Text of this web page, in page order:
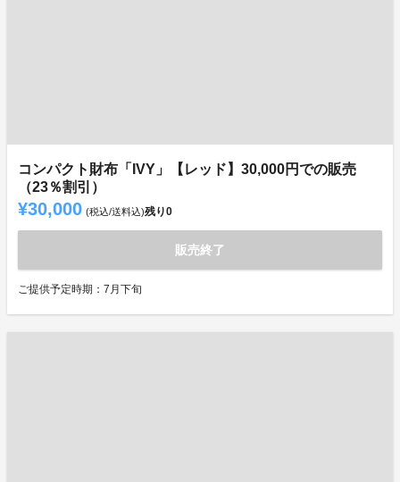
コンパクト財布「IVY」【レッド】30,000円での販売
（23％割引）
¥30,000 (税込/送料込)残り0
販売終了
ご提供予定時期：7月下旬